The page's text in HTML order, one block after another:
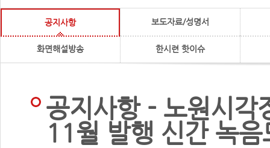
공지사항 보도자료/성명서
화면해설방송 한시련 핫이슈
공지사항 - 노원시
11월 발행 신간 녹